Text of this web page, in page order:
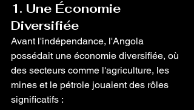
1. Une Économie
Diversifiée
Avant l'indépendance, l'Angola
possédait une économie diversifiée, où
des secteurs comme l'agriculture, les
mines et le pétrole jouaient des rôles
significatifs :